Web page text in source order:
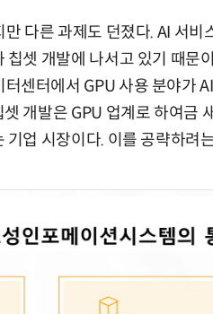
다른 과제도 던졌다. AI 서비
칩셋 개발에 나서고 있기 때
센터에서 GPU 사용 분야가
개발은 GPU 업계로 하여금
업 시장이다. 이를 공략하려